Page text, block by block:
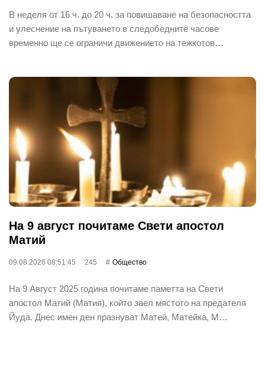
В неделя от 16 ч. до 20 ч. за повишаване на безопасността
и улеснение на пътуването в следобедните часове
временно ще се ограничи движението на тежкотов…
На 9 август почитаме Свети апостол
Матий
09.08.2026 08:51:45 245 Общество
На 9 Август 2025 година почитаме паметта на Свети
апостол Матий (Матия), който заел мястото на предателя
Йуда. Днес имен ден празнуват Матей, Матейка, М…